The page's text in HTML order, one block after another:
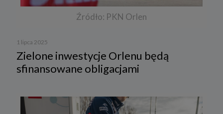
Źródło: PKN Orlen
1 lipca 2025
Zielone inwestycje Orlenu będą
sfinansowane obligacjami